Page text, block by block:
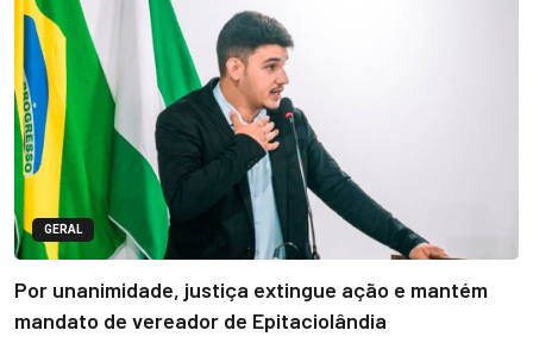
GERAL
Por unanimidade, justiça extingue ação e mantém
mandato de vereador de Epitaciolândia